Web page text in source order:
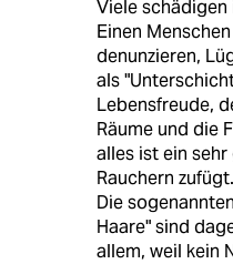
Viele schädigen
Einen
denunzieren,
als
Lebensfreude,
Räume und die
alles ist ein
Rauchern zufügt.
Die
Haare" sind
allem, weil kein